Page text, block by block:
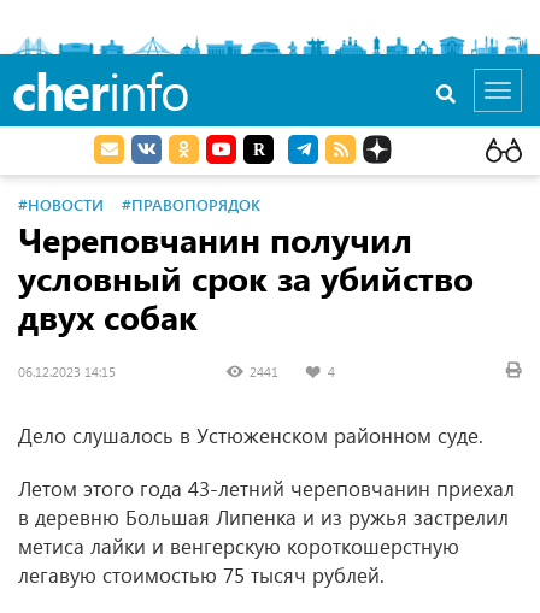
cherinfo
#НОВОСТИ #ПРАВОПОРЯДОК
Череповчанин получил
условный срок за убийство
двух собак
06.12.2023 14:15 2441 4
Дело слушалось в Устюженском районном суде.
Летом этого года 43-летний череповчанин приехал
в деревню Большая Липенка и из ружья застрелил
метиса лайки и венгерскую короткошерстную
легавую стоимостью 75 тысяч рублей.